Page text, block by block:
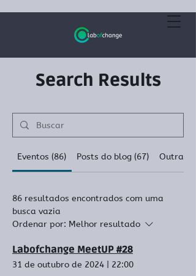
Search Results
Eventos (86) Posts do blog (67) Outras
86 resultados encontrados com uma
busca vazia
Ordenar por: Melhor resultado
Labofchange MeetUP #28
31 de outubro de 2024 22:00